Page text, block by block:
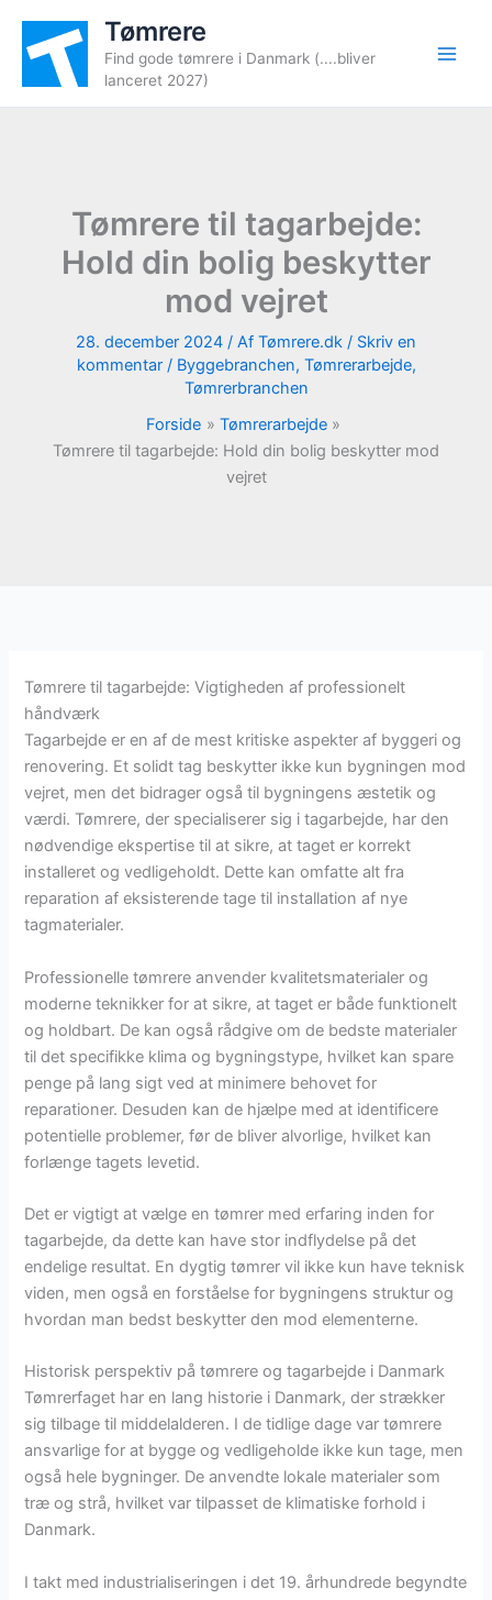
indholdet
Tømrere
Find gode tømrere i Danmark (....bliver
lanceret 2027)
Tømrere til tagarbejde:
Hold din bolig beskytter
mod vejret
28. december 2024 / Af Tømrere.dk / Skriv en
kommentar / Byggebranchen, Tømrerarbejde,
Tømrerbranchen
Forside
Tømrerarbejde
Tømrere til tagarbejde: Hold din bolig beskytter mod
vejret
Tømrere til tagarbejde: Vigtigheden af professionelt
håndværk
Tagarbejde er en af de mest kritiske aspekter af byggeri og
renovering. Et solidt tag beskytter ikke kun bygningen mod
vejret, men det bidrager også til bygningens æstetik og
værdi. Tømrere, der specialiserer sig i tagarbejde, har den
nødvendige ekspertise til at sikre, at taget er korrekt
installeret og vedligeholdt. Dette kan omfatte alt fra
reparation af eksisterende tage til installation af nye
tagmaterialer.
Professionelle tømrere anvender kvalitetsmaterialer og
moderne teknikker for at sikre, at taget er både funktionelt
og holdbart. De kan også rådgive om de bedste materialer
til det specifikke klima og bygningstype, hvilket kan spare
penge på lang sigt ved at minimere behovet for
reparationer. Desuden kan de hjælpe med at identificere
potentielle problemer, før de bliver alvorlige, hvilket kan
forlænge tagets levetid.
Det er vigtigt at vælge en tømrer med erfaring inden for
tagarbejde, da dette kan have stor indflydelse på det
endelige resultat. En dygtig tømrer vil ikke kun have teknisk
viden, men også en forståelse for bygningens struktur og
hvordan man bedst beskytter den mod elementerne.
Historisk perspektiv på tømrere og tagarbejde i Danmark
Tømrerfaget har en lang historie i Danmark, der strækker
sig tilbage til middelalderen. I de tidlige dage var tømrere
ansvarlige for at bygge og vedligeholde ikke kun tage, men
også hele bygninger. De anvendte lokale materialer som
træ og strå, hvilket var tilpasset de klimatiske forhold i
Danmark.
I takt med industrialiseringen i det 19. århundrede begyndte